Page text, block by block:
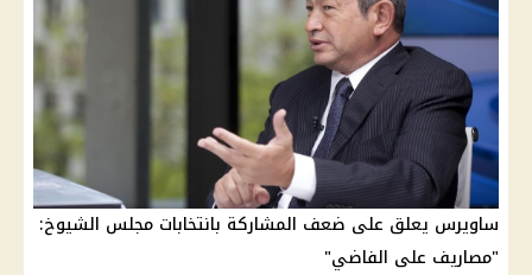
ساويرس يعلق على ضعف المشاركة بانتخابات مجلس الشيوخ:
"مصاريف على الفاضي"